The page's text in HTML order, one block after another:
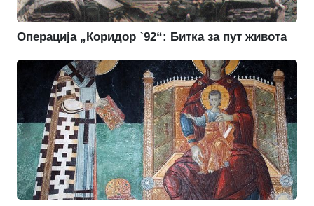
Операција „Коридор `92“: Битка за пут живота